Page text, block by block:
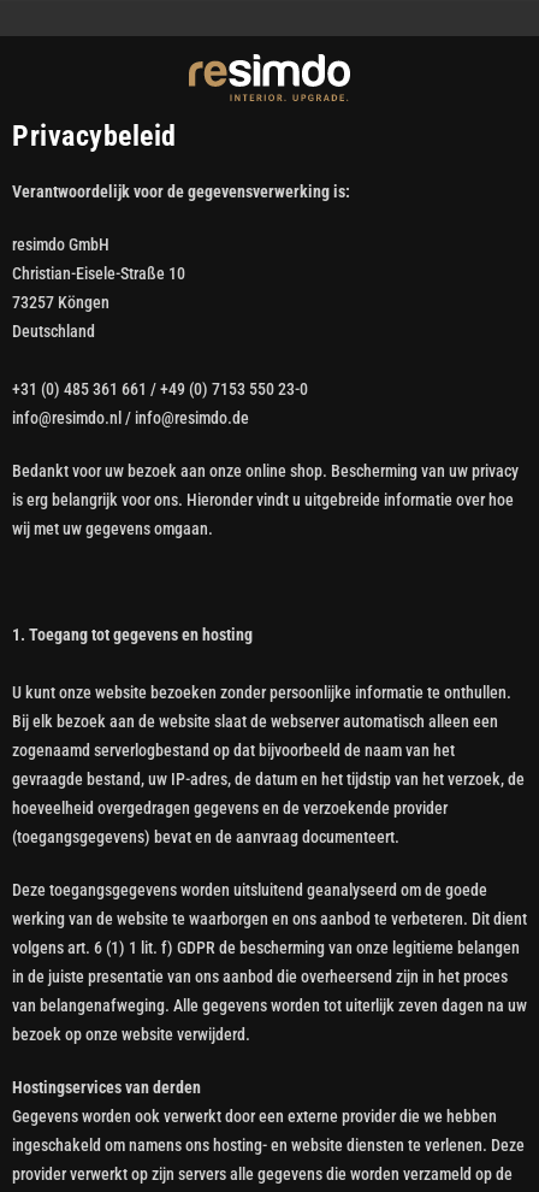
Privacybeleid
Verantwoordelijk voor de gegevensverwerking is:
resimdo GmbH
Christian-Eisele-Straße 10
73257 Köngen
Deutschland
+31 (0) 485 361 661 / +49 (0) 7153 550 23-0
info@resimdo.nl / info@resimdo.de
Bedankt voor uw bezoek aan onze online shop. Bescherming van uw privacy
is erg belangrijk voor ons. Hieronder vindt u uitgebreide informatie over hoe
wij met uw gegevens omgaan.
1. Toegang tot gegevens en hosting
U kunt onze website bezoeken zonder persoonlijke informatie te onthullen.
Bij elk bezoek aan de website slaat de webserver automatisch alleen een
zogenaamd serverlogbestand op dat bijvoorbeeld de naam van het
gevraagde bestand, uw IP-adres, de datum en het tijdstip van het verzoek, de
hoeveelheid overgedragen gegevens en de verzoekende provider
(toegangsgegevens) bevat en de aanvraag documenteert.
Deze toegangsgegevens worden uitsluitend geanalyseerd om de goede
werking van de website te waarborgen en ons aanbod te verbeteren. Dit dient
volgens art. 6 (1) 1 lit. f) GDPR de bescherming van onze legitieme belangen
in de juiste presentatie van ons aanbod die overheersend zijn in het proces
van belangenafweging. Alle gegevens worden tot uiterlijk zeven dagen na uw
bezoek op onze website verwijderd.
Hostingservices van derden
Gegevens worden ook verwerkt door een externe provider die we hebben
ingeschakeld om namens ons hosting- en website diensten te verlenen. Deze
provider verwerkt op zijn servers alle gegevens die worden verzameld op de